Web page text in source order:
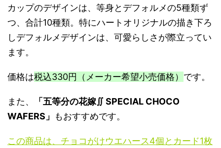
カップのデザインは、等身とデフォルメの5種類ず
つ、合計10種類。特にハートオリジナルの描き下ろ
しデフォルメデザインは、可愛らしさが際立ってい
ます。
価格は税込330円（メーカー希望小売価格） です。
また、
「五等分の花嫁∬ SPECIAL CHOCO
WAFERS」
もおすすめです。
この商品は、チョコがけウエハース4個とカード1枚